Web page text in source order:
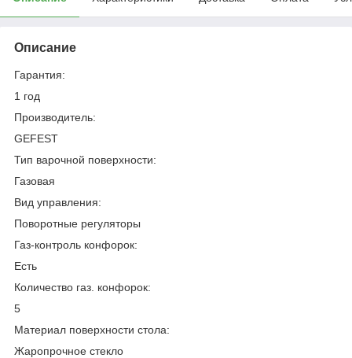
Описание
Гарантия:
1 год
Производитель:
GEFEST
Тип варочной поверхности:
Газовая
Вид управления:
Поворотные регуляторы
Газ-контроль конфорок:
Есть
Количество газ. конфорок:
5
Материал поверхности стола:
Жаропрочное стекло